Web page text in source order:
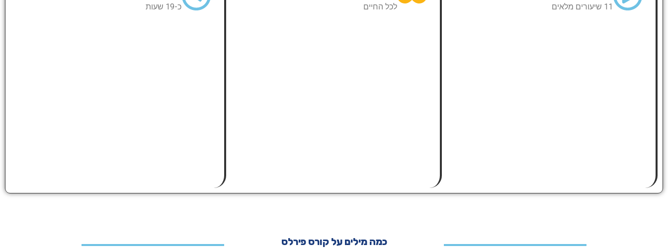
11 שיעורים מלאים לכל החיים כ-19 שעות
כמה מילים על קורס פירלס